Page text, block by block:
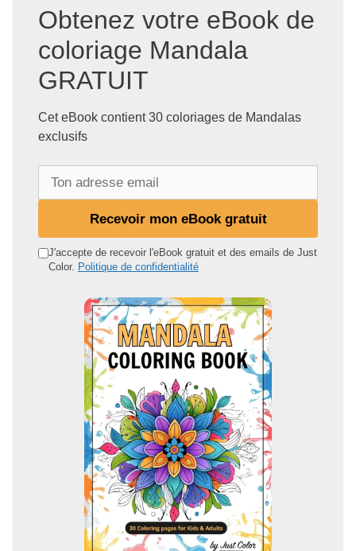
Obtenez votre eBook de
coloriage Mandala
GRATUIT
Cet eBook contient 30 coloriages de Mandalas
exclusifs
d
Recevoir mon eBook gratuit
J'accepte de recevoir l'eBook gratuit et des emails de Just
Color. Politique de confidentialité